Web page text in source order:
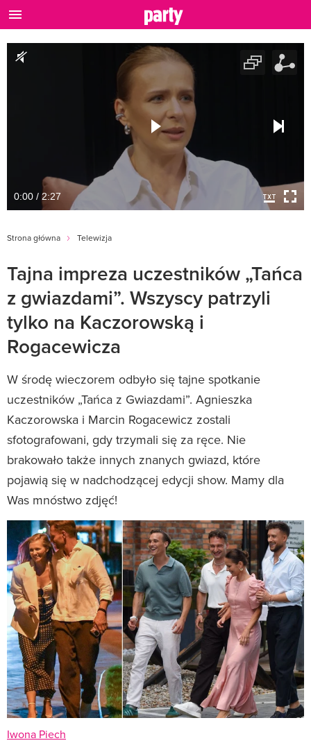
0:00 / 2:27
Strona główna Telewizja
Tajna impreza uczestników „Tańca
z gwiazdami”. Wszyscy patrzyli
tylko na Kaczorowską i
Rogacewicza
W środę wieczorem odbyło się tajne spotkanie
uczestników „Tańca z Gwiazdami”. Agnieszka
Kaczorowska i Marcin Rogacewicz zostali
sfotografowani, gdy trzymali się za ręce. Nie
brakowało także innych znanych gwiazd, które
pojawią się w nadchodzącej edycji show. Mamy dla
Was mnóstwo zdjęć!
Iwona Piech